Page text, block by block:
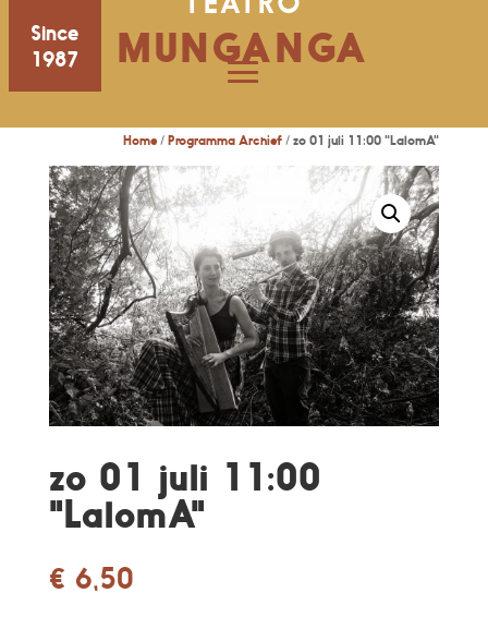
Since
1987
MUNGANGA
Home /Programma Archief / zo 01 juli 11:00 "LalomA"
zo 01 juli 11:00
"LalomA"
€ 6,50